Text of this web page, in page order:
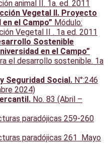
animal II. 1a. ed. 2011
Vegetal II. Proyecto
el Campo” Módulo:
Vegetal II . 1a ed. 2011
Sostenible
en el Campo”
el desarrollo sostenible. 1a
Seguridad Social. N°:246
2024)
No. 83 (Abril –
paradójicas 259-260
paradójicas 261 Mayo